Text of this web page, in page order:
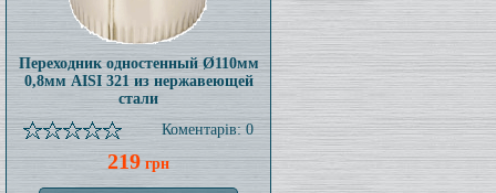
Переходник одностенный Ø110мм
0,8мм AISI 321 из нержавеющей
стали
Коментарів: 0
219 грн